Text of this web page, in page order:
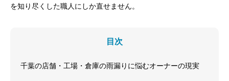
を知り尽くした職人にしか直せません。
目次
千葉の店舗・工場・倉庫の雨漏りに悩むオーナーの現実